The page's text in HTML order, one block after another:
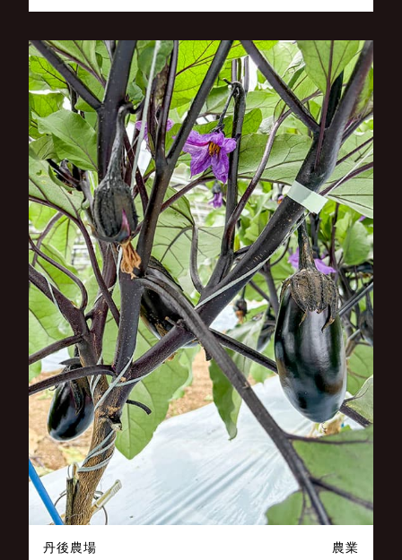
丹後農場 農業